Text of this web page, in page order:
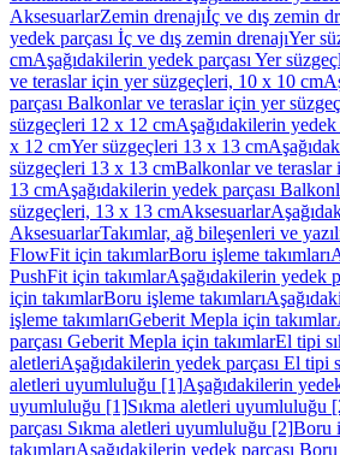
AksesuarlarZemin drenajıİç ve dış zemin
yedek parçası İç ve dış zemin drenajıYer
cmAşağıdakilerin yedek parçası Yer
ve teraslar için yer süzgeçleri, 10 x 10 cm
parçası Balkonlar ve teraslar için yer
süzgeçleri 12 x 12 cmAşağıdakilerin yedek
x 12 cmYer süzgeçleri 13 x 13 cm
süzgeçleri 13 x 13 cmBalkonlar ve teraslar
13 cmAşağıdakilerin yedek parçası
süzgeçleri, 13 x 13 cmAksesuarlar
AksesuarlarTakımlar, ağ bileşenleri ve
FlowFit için takımlarBoru işleme takımları
PushFit için takımlarAşağıdakilerin yedek
için takımlarBoru işleme takımları
işleme takımlarıGeberit Mepla için takımlar
parçası Geberit Mepla için takımlarEl tipi
aletleriAşağıdakilerin yedek parçası El tipi
aletleri uyumluluğu [1]Aşağıdakilerin
uyumluluğu [1]Sıkma aletleri uyumluluğu
parçası Sıkma aletleri uyumluluğu [2]Boru
takımlarıAşağıdakilerin yedek parçası Boru